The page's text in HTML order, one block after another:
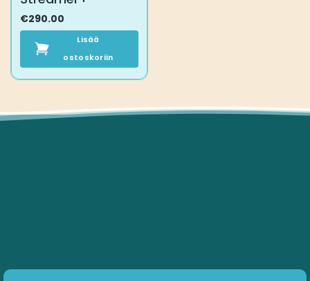
€290.00
Lisää
ostoskoriin